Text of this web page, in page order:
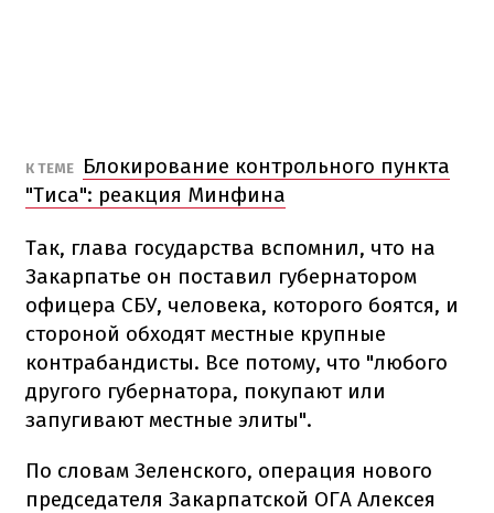
К ТЕМЕ
Блокирование контрольного пункта
"Тиса": реакция Минфина
Так, глава государства вспомнил, что на
Закарпатье он поставил губернатором
офицера СБУ, человека, которого боятся, и
стороной обходят местные крупные
контрабандисты. Все потому, что "любого
другого губернатора, покупают или
запугивают местные элиты".
По словам Зеленского, операция нового
председателя Закарпатской ОГА Алексея